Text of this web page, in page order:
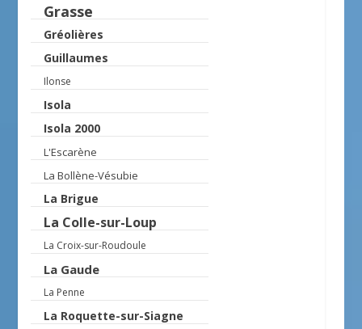
Grasse
Gréolières
Guillaumes
Ilonse
Isola
Isola 2000
L'Escarène
La Bollène-Vésubie
La Brigue
La Colle-sur-Loup
La Croix-sur-Roudoule
La Gaude
La Penne
La Roquette-sur-Siagne